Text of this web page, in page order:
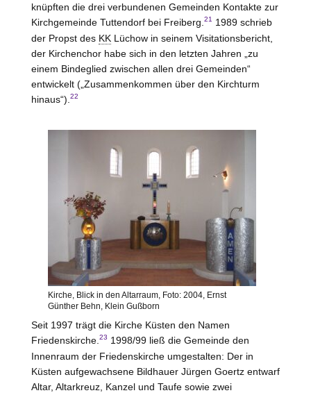
knüpften die drei verbundenen Gemeinden Kontakte zur
Kirchgemeinde Tuttendorf bei Freiberg. 21
1989 schrieb
der Propst des KK Lüchowin seinem Visitationsbericht,
der Kirchenchor habe sich in den letzten Jahren „zu
einem Bindeglied zwischen allen drei Gemeinden“
entwickelt („Zusammenkommen über den Kirchturm
hinaus“). 22
Kirche, Blick in den Altarraum, Foto: 2004, Ernst
Günther Behn, Klein Gußborn
Seit 1997 trägt die Kirche Küsten den Namen
Friedenskirche. 23 1998/99 ließ die Gemeinde den
Innenraum der Friedenskirche umgestalten: Der in
Küsten aufgewachsene Bildhauer Jürgen Goertz entwarf
Altar, Altarkreuz, Kanzel und Taufe sowie zwei